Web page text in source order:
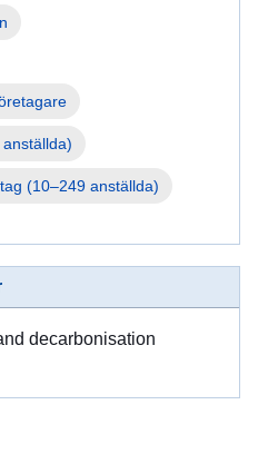
(10–249 anställda)
decarbonisation